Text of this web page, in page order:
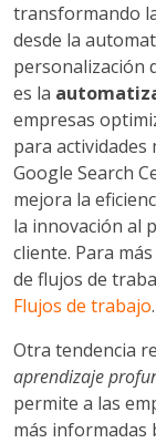
transformando
desde la
personalización
es la
empresas
para actividades
Google Search
mejora la
la innovación al
cliente. Para
de flujos de
Flujos de trabajo.
Otra tendencia
aprendizaje
permite a las
más informadas